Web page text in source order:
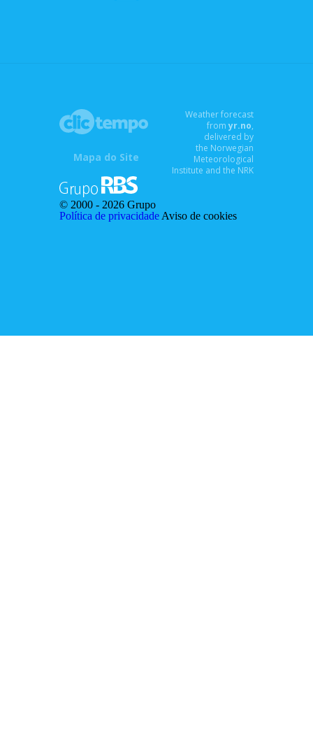
Mapa do Site
Weather forecast
fromyr.no,
delivered by
the Norwegian
Meteorological
Institute and the NRK
© 2000 - 2026 Grupo
Política de privacidade Aviso de cookies